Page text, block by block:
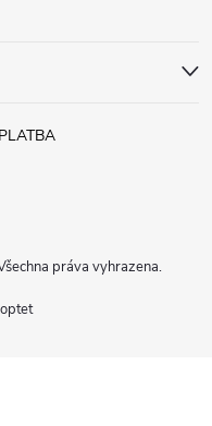
práva vyhrazena.